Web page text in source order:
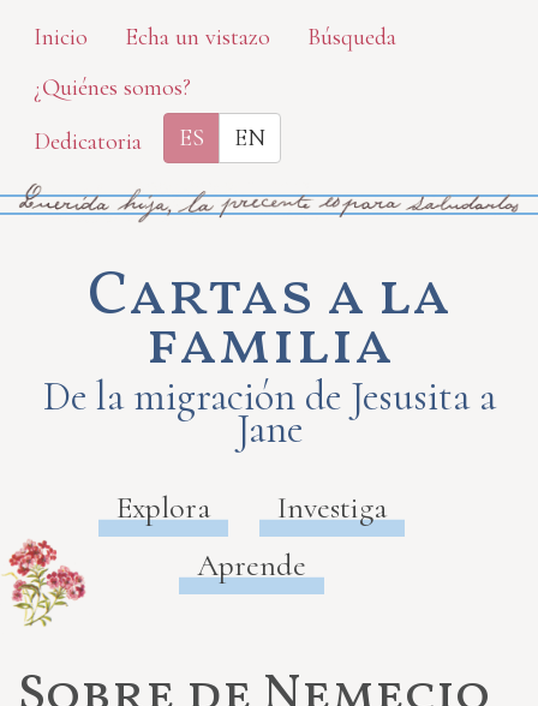
Skip
main
content
Inicio Echa un vistazo
Búsqueda
¿Quiénes somos?
Dedicatoria
ES EN
Cartas a la
familia
De la migración de Jesusita a
Jane
Explora
Investiga
Aprende